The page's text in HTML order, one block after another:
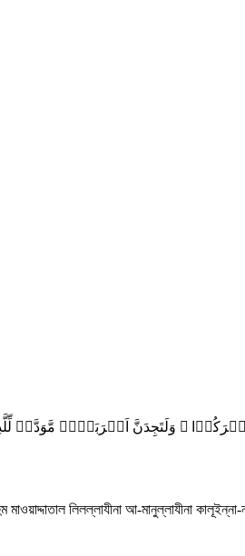
اَشۡرَکُوۡا ۚ وَلَتَجِدَنَّ اَقۡرَبَہُمۡ مَّوَدَّۃً
লিলল্লাযীনা আ-মানুল্লাযীনা